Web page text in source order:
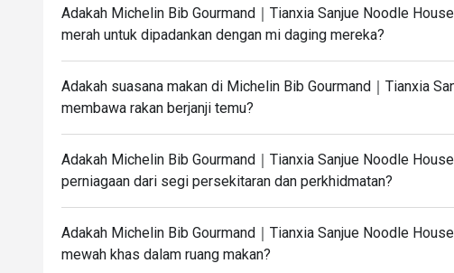
Adakah Michelin Bib Gourmand｜Tianxia Sanjue Noodle
merah untuk dipadankan dengan mi daging mereka?
Adakah suasana makan di Michelin Bib Gourmand｜Tianxia
membawa rakan berjanji temu?
Adakah Michelin Bib Gourmand｜Tianxia Sanjue Noodle
perniagaan dari segi persekitaran dan perkhidmatan?
Adakah Michelin Bib Gourmand｜Tianxia Sanjue Noodle
mewah khas dalam ruang makan?